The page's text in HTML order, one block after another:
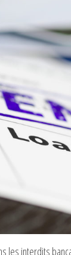
les interdits